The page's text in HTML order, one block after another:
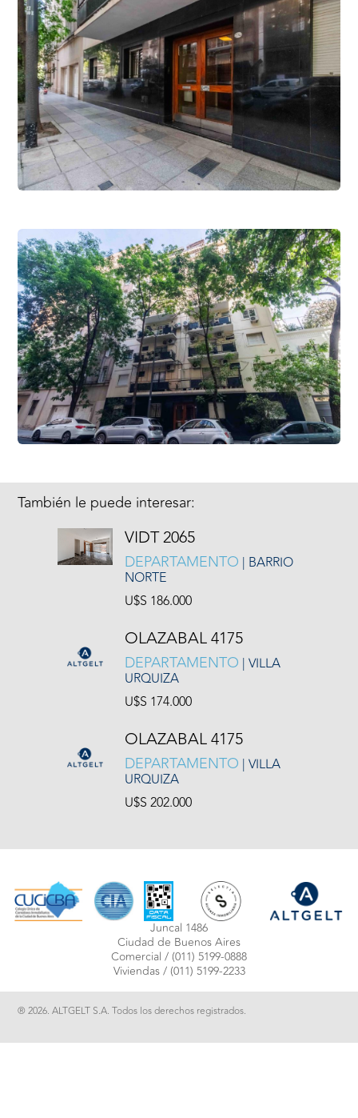
También le puede interesar:
VIDT 2065
DEPARTAMENTO | BARRIO
NORTE
U$S 186.000
OLAZABAL 4175
DEPARTAMENTO | VILLA
URQUIZA
U$S 174.000
OLAZABAL 4175
DEPARTAMENTO | VILLA
URQUIZA
U$S 202.000
Juncal 1486
Ciudad de Buenos Aires
Comercial /(011) 5199-0888
Viviendas /(011) 5199-2233
® 2026. ALTGELT S.A. Todos los derechos registrados.